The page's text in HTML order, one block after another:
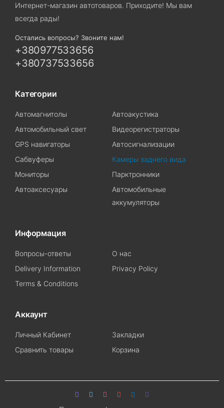
Интернет-магазин автотоваров. Приходите! Мы вам
всегда рады!
Остались вопросы? Звоните нам!
+380977533656
+380737533656
Категории
Автомагнитолы
Автоакустика
Автомобильный свет
Видеорегистраторы
GPS навигаторы
Автосигнализации
Сабвуферы
Камеры заднего вида
Мониторы
Парктронники
Автоаксесуары
Автомобильные
аккумуляторы
Информация
Вопросы-ответы
О нас
Delivery Information
Privacy Policy
Terms & Conditions
Аккаунт
Личный Кабинет
Закладки
Сравнить товары
Корзина